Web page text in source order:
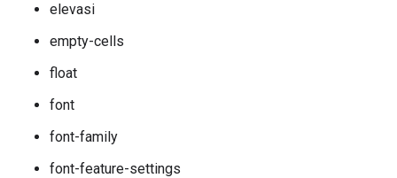
elevasi
empty-cells
float
font
font-family
font-feature-settings